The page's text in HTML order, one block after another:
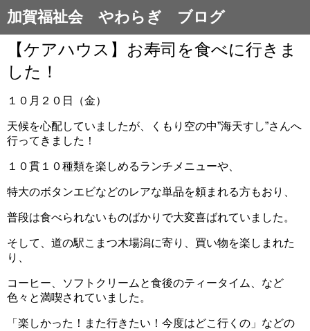
加賀福祉会 やわらぎ ブログ
【ケアハウス】お寿司を食べに行きま
した！
１０月２０日（金）
天候を心配していましたが、くもり空の中”海天すし”さんへ
行ってきました！
１０貫１０種類を楽しめるランチメニューや、
特大のボタンエビなどのレアな単品を頼まれる方もおり、
普段は食べられないものばかりで大変喜ばれていました。
そして、道の駅こまつ木場潟に寄り、買い物を楽しまれた
り、
コーヒー、ソフトクリームと食後のティータイム、など
色々と満喫されていました。
「楽しかった！また行きたい！今度はどこ行くの」などの